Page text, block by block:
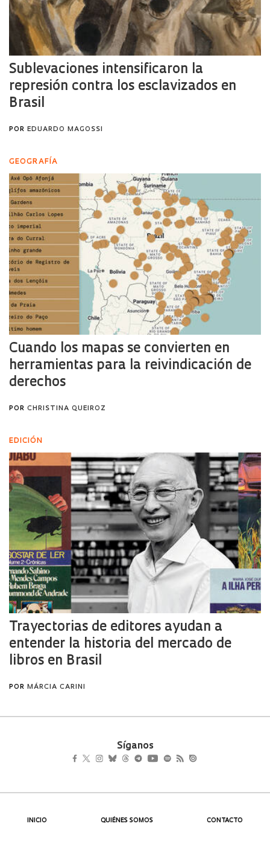
Síganos
INICIO QUIÉNES SOMOS CONTACTO